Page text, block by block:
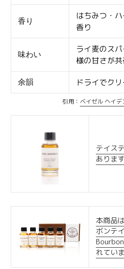
香り
はちみつ・
香り
味わい
ライ麦のス
様の甘さが共
余韻 ドライでク
引用： ベイゼル ヘイ
テイス
あります
本商品
ボンテ
れてい